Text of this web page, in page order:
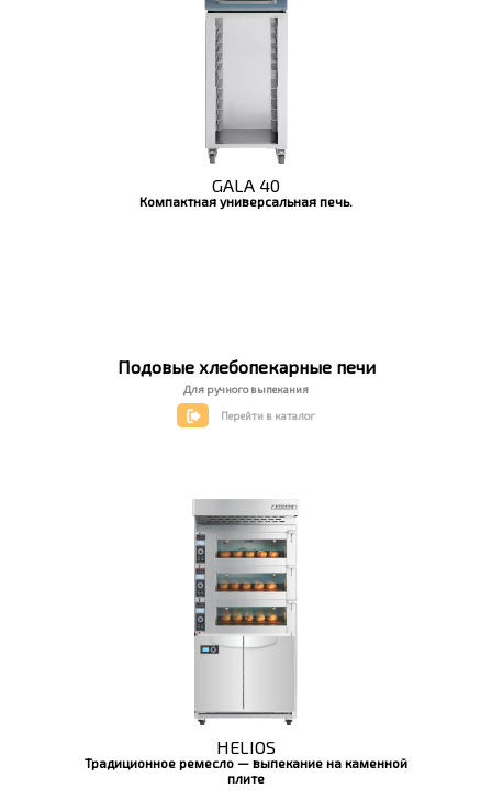
GALA 40
Компактная универсальная печь.
Подовые хлебопекарные печи
Для ручного выпекания
Перейти в каталог
HELIOS
Традиционное ремесло — выпекание на каменной
плите